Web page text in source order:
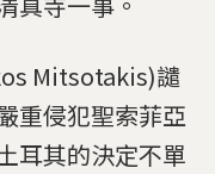
Mitsotakis)譴
重侵犯聖索菲亞
耳其的決定不單